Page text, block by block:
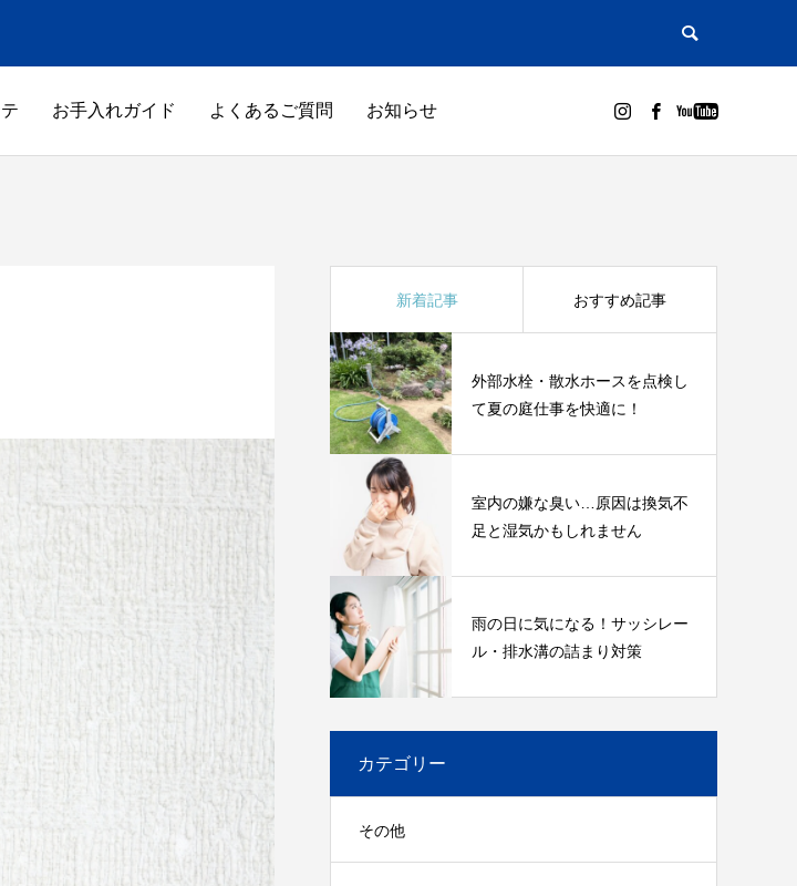
お手入れガイド よくあるご質問 お知らせ
その他 メーカー別取説
新着記事 おすすめ記事
外部水栓・散水ホースを点検し
て夏の庭仕事を快適に！
室内の嫌な臭い…原因は換気不
足と湿気かもしれません
雨の日に気になる！サッシレー
ル・排水溝の詰まり対策
カテゴリー
その他